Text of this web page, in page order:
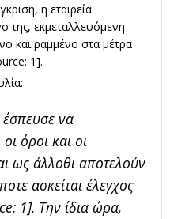
η εταιρεία
της, εκμεταλλευόμενη
και ραμμένο στα μέτρα
1].
να
όροι και οι
ως άλλοθι αποτελούν
ασκείται έλεγχος
1]. Την ίδια ώρα,